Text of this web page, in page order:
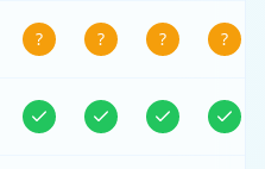
? ? ? ?